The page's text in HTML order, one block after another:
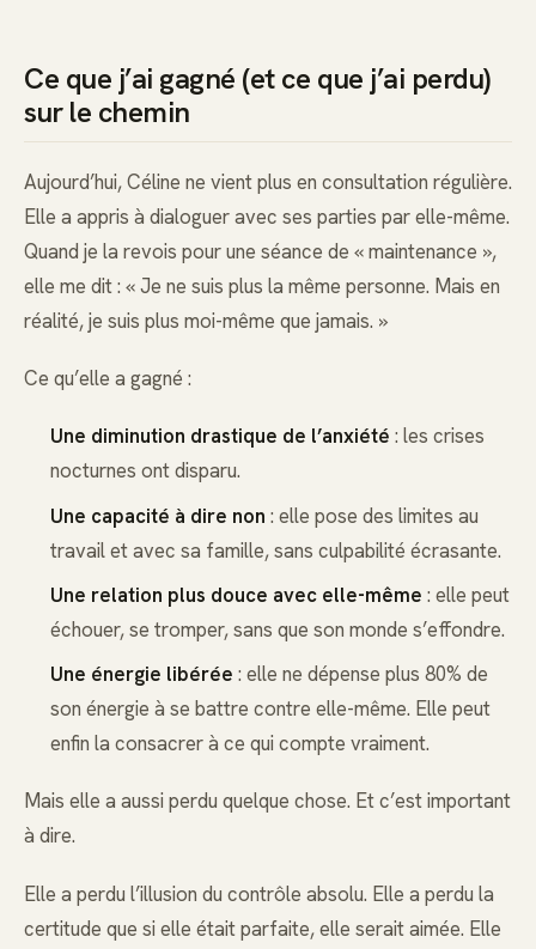
Ce que j’ai gagné (et ce que j’ai perdu)
sur le chemin
Aujourd’hui, Céline ne vient plus en consultation régulière.
Elle a appris à dialoguer avec ses parties par elle-même.
Quand je la revois pour une séance de « maintenance »,
elle me dit : « Je ne suis plus la même personne. Mais en
réalité, je suis plus moi-même que jamais. »
Ce qu’elle a gagné :
Une diminution drastique de l’anxiété : les crises
nocturnes ont disparu.
Une capacité à dire non : elle pose des limites au
travail et avec sa famille, sans culpabilité écrasante.
Une relation plus douce avec elle-même : elle peut
échouer, se tromper, sans que son monde s’effondre.
Une énergie libérée : elle ne dépense plus 80% de
son énergie à se battre contre elle-même. Elle peut
enfin la consacrer à ce qui compte vraiment.
Mais elle a aussi perdu quelque chose. Et c’est important
à dire.
Elle a perdu l’illusion du contrôle absolu. Elle a perdu la
certitude que si elle était parfaite, elle serait aimée. Elle